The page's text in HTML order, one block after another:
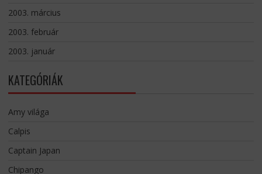
2003. március
2003. február
2003. január
KATEGÓRIÁK
Amy világa
Calpis
Captain Japan
Chipango